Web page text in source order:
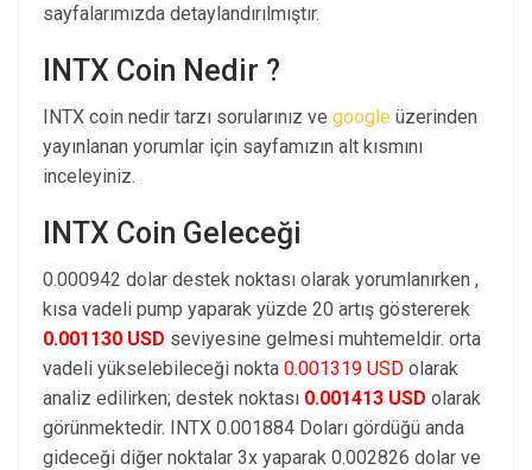
sayfalarımızda detaylandırılmıştır.
INTX Coin Nedir ?
INTX coin nedir tarzı sorularınız ve google üzerinden
yayınlanan yorumlar için sayfamızın alt kısmını
inceleyiniz.
INTX Coin Geleceği
0.000942 dolar destek noktası olarak yorumlanırken ,
kısa vadeli pump yaparak yüzde 20 artış göstererek
0.001130 USD seviyesine gelmesi muhtemeldir. orta
vadeli yükselebileceği nokta 0.001319 USD olarak
analiz edilirken; destek noktası 0.001413 USD olarak
görünmektedir. INTX 0.001884 Doları gördüğü anda
gideceği diğer noktalar 3x yaparak 0.002826 dolar ve